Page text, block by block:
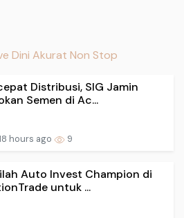
Dini Akurat Non Stop
Distribusi, SIG Jamin
Semen di Ac...
hours ago 9
Auto Invest Champion di
untuk ...